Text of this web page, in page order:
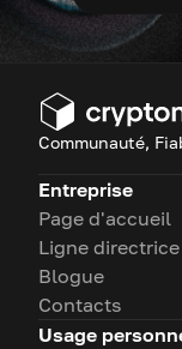
Communauté,
Entreprise
Page d'accueil
Ligne
Blogue
Contacts
Usage